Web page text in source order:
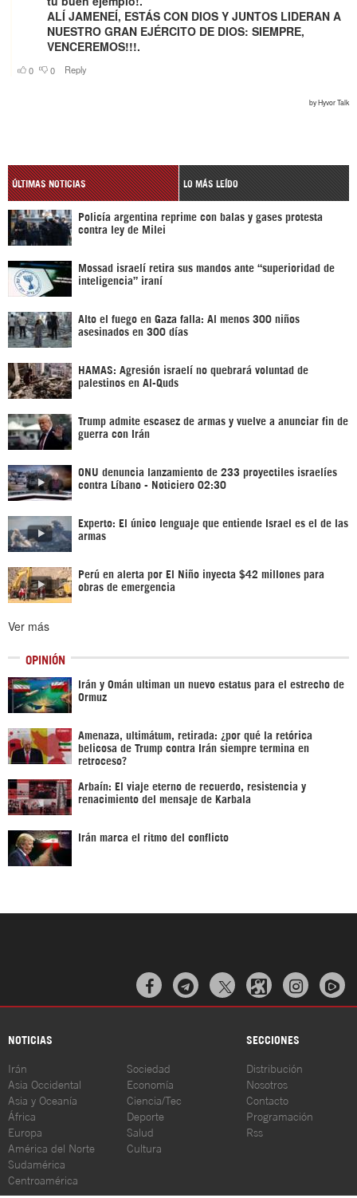
ÚLTIMAS NOTICIAS LO MÁS LEÍDO
Policía argentina reprime con balas y gases protesta
contra ley de Milei
Mossad israelí retira sus mandos ante “superioridad de
inteligencia” iraní
Alto el fuego en Gaza falla: Al menos 300 niños
asesinados en 300 días
HAMAS: Agresión israelí no quebrará voluntad de
palestinos en Al-Quds
Trump admite escasez de armas y vuelve a anunciar fin de
guerra con Irán
ONU denuncia lanzamiento de 233 proyectiles israelíes
contra Líbano - Noticiero 02:30
Experto: El único lenguaje que entiende Israel es el de las
armas
Perú en alerta por El Niño inyecta $42 millones para
obras de emergencia
Ver más
OPINIÓN
Irán y Omán ultiman un nuevo estatus para el estrecho de
Ormuz
Amenaza, ultimátum, retirada: ¿por qué la retórica
belicosa de Trump contra Irán siempre termina en
retroceso?
Arbaín: El viaje eterno de recuerdo, resistencia y
renacimiento del mensaje de Karbala
Irán marca el ritmo del conflicto
  
NOTICIAS SECCIONES
Irán
Asia Occidental
Asia y Oceanía
África
Europa
América del Norte
Sudamérica
Centroamérica
Sociedad
Economía
Ciencia/Tec
Deporte
Salud
Cultura
Distribución
Nosotros
Contacto
Programación
Rss